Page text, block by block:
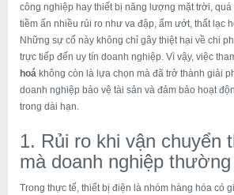
công nghiệp hay thiết bị năng lượng mặt trời,
tiềm ẩn nhiều rủi ro như va đập, ẩm ướt, thất lạc
Những sự cố này không chỉ gây thiệt hại về chi
trực tiếp đến uy tín doanh nghiệp. Vì vậy, việc
hoá không còn là lựa chọn mà đã trở thành giải
doanh nghiệp bảo vệ tài sản và đảm bảo hoạt
trong dài hạn.
1. Rủi ro khi vận chuyển
mà doanh nghiệp
Trong thực tế, thiết bị điện là nhóm hàng hóa có